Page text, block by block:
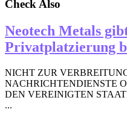
Check Also
Neotech Metals
Privatplatzierung
NICHT ZUR
NACHRICHTENDIENSTE
DEN VEREINIGTEN
...